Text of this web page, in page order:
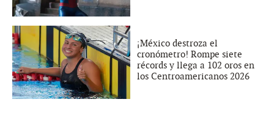
¡México destroza el
cronómetro! Rompe siete
récords y llega a 102 oros en
los Centroamericanos 2026